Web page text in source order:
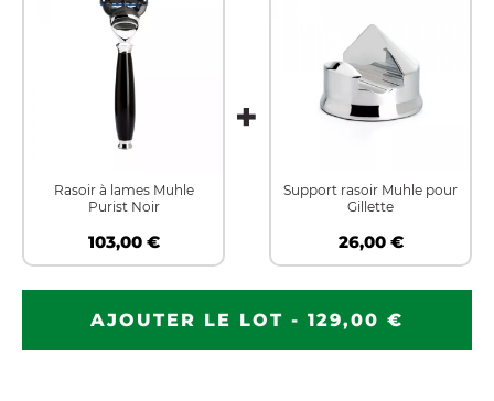
Rasoir à lames Muhle
Purist Noir
103,00 €
Support rasoir Muhle pour
Gillette
26,00 €
AJOUTER LE LOT - 129,00 €